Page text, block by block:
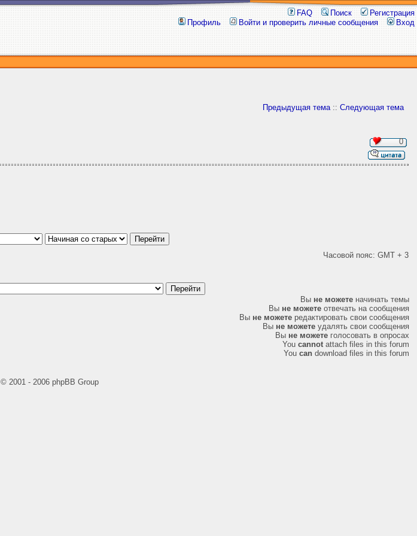
FAQ Поиск
Регистрация
Профиль
Войти и проверить личные сообщения Вход
Предыдущая тема:: Следующая тема
0
Часовой пояс: GMT + 3
Вы не можете начинать темы
Вы не можете отвечать на сообщения
Вы не можете редактировать свои сообщения
Вы не можете удалять свои сообщения
Вы не можете голосовать в опросах
You cannot attach files in this forum
You can download files in this forum
© 2001 - 2006 phpBB Group